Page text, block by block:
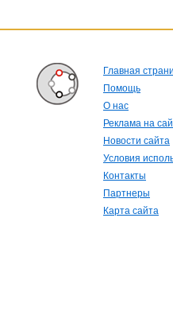
Главная
Помощь
О нас
Реклама на
Новости сайта
Условия
Контакты
Партнеры
Карта сайта